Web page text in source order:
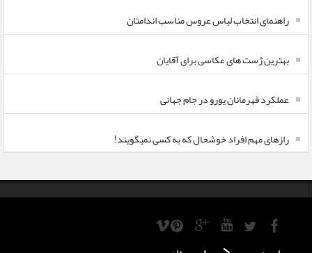
راهنمای انتخاب لباس عروس مناسب اندامتان
بهترین ژست های عکاسی برای آقایان
عملکرد قهرمانان یورو در جام جهانی
رازهای مهم افراد خوشحال که به کسی نمیگویند!